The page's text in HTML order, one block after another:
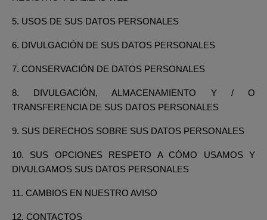
5. USOS DE SUS DATOS PERSONALES
6. DIVULGACIÓN DE SUS DATOS PERSONALES
7. CONSERVACIÓN DE DATOS PERSONALES
8. DIVULGACIÓN, ALMACENAMIENTO Y / O
TRANSFERENCIA DE SUS DATOS PERSONALES
9. SUS DERECHOS SOBRE SUS DATOS PERSONALES
10. SUS OPCIONES RESPETO A CÓMO USAMOS Y
DIVULGAMOS SUS DATOS PERSONALES
11. CAMBIOS EN NUESTRO AVISO
12. CONTACTOS